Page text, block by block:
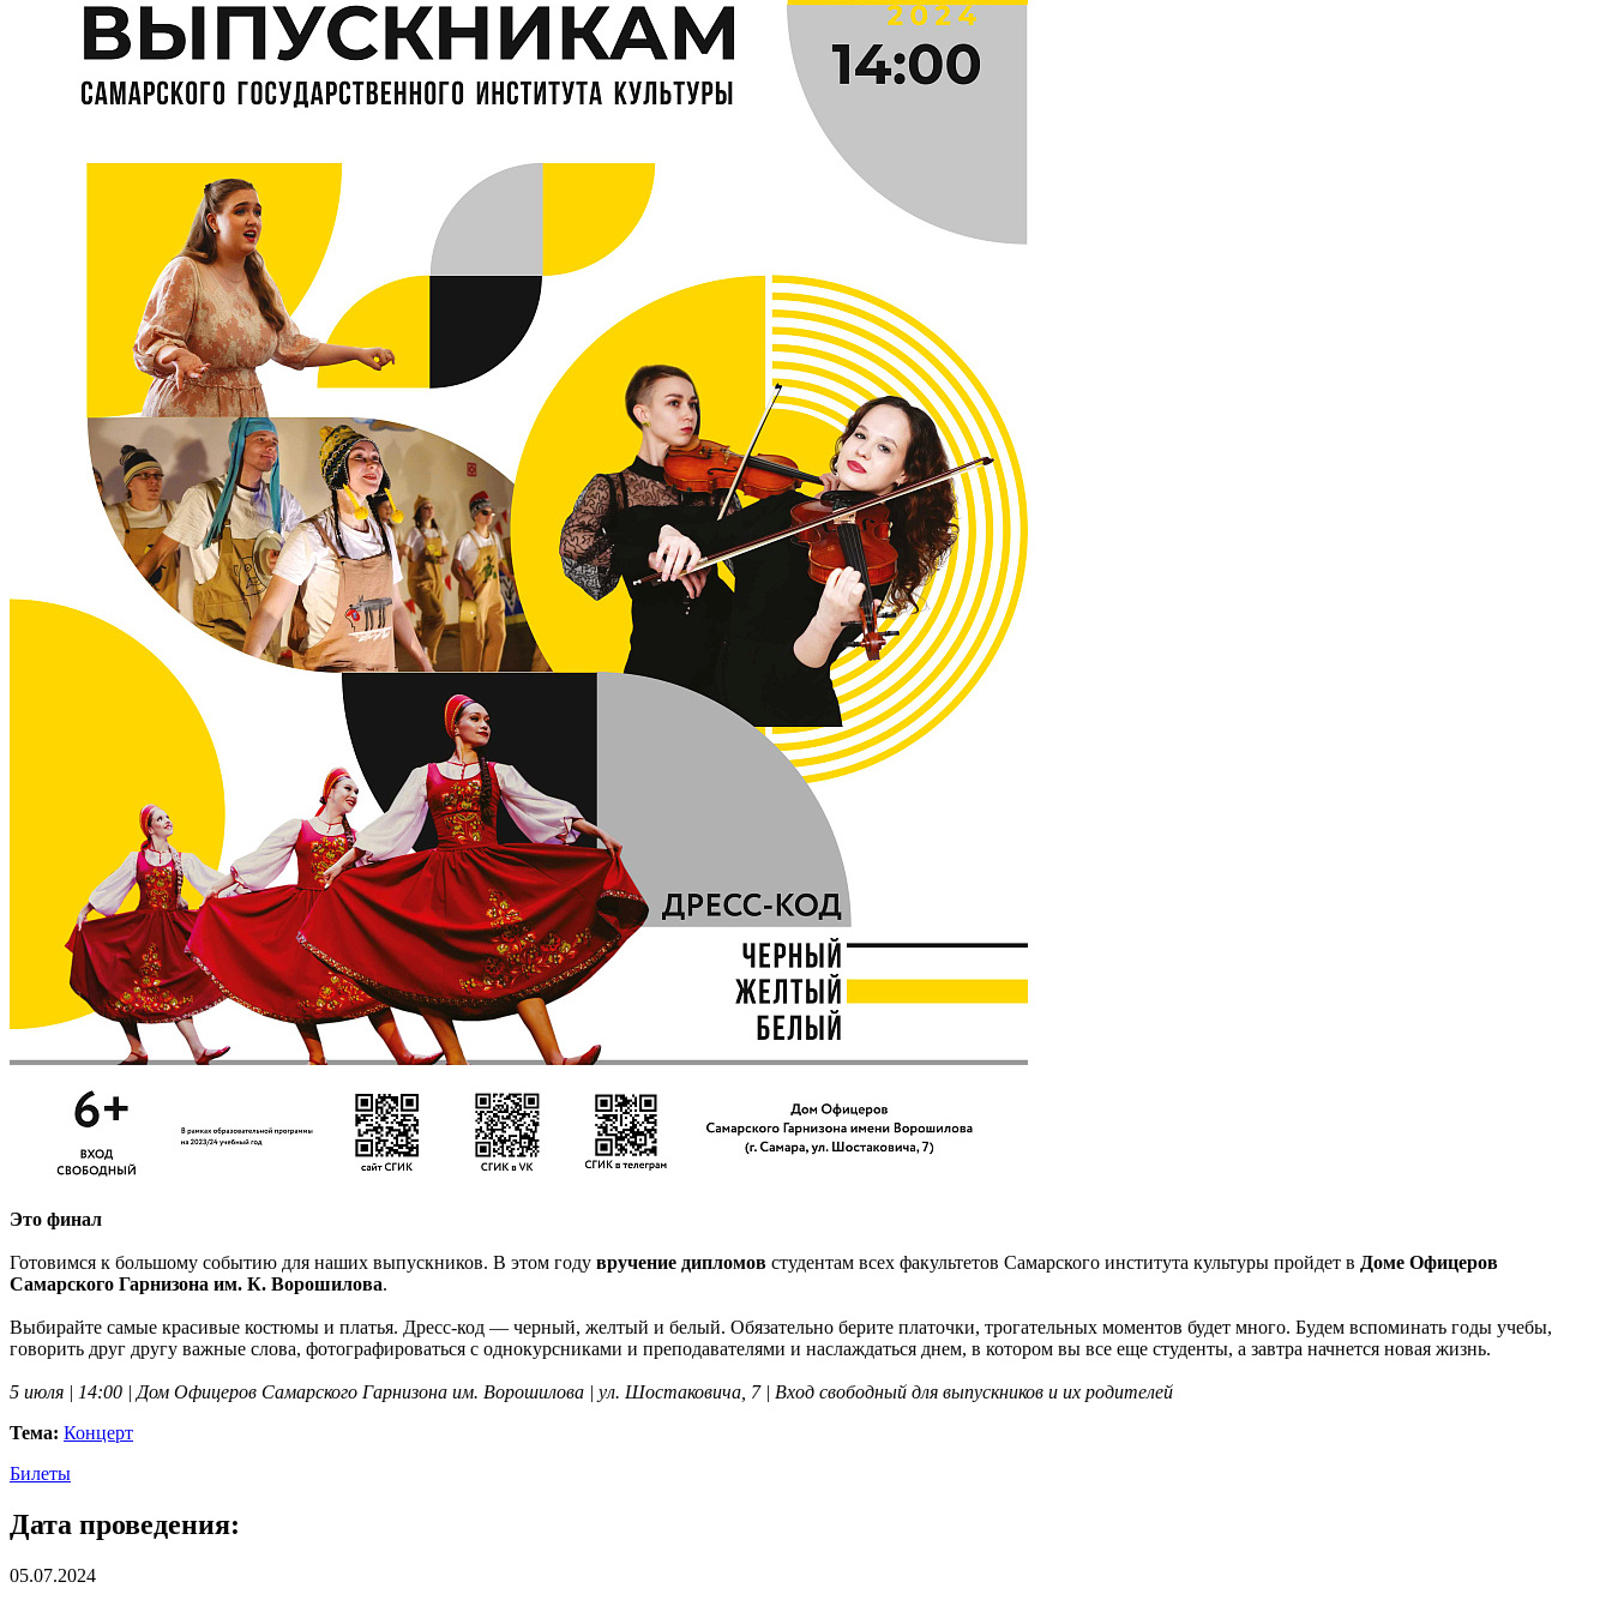
Это финал
Готовимся к большому событию для наших выпускников. В этом году вручение дипломов студентам всех факультетов Самарского института культуры пройдет в Доме Офицеров
Самарского Гарнизона им. К. Ворошилова.
Выбирайте самые красивые костюмы и платья. Дресс-код — черный, желтый и белый. Обязательно берите платочки, трогательных моментов будет много. Будем вспоминать годы учебы,
говорить друг другу важные слова, фотографироваться с однокурсниками и преподавателями и наслаждаться днем, в котором вы все еще студенты, а завтра начнется новая жизнь.
5 июля | 14:00 | Дом Офицеров Самарского Гарнизона им. Ворошилова | ул. Шостаковича, 7 | Вход свободный для выпускников и их родителей
Тема: Концерт
Билеты
Дата проведения:
05.07.2024